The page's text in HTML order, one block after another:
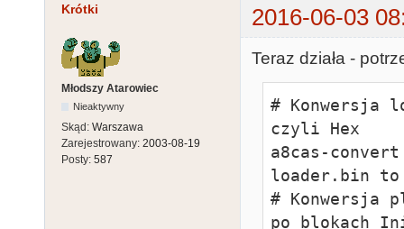
Krótki 2016-06-03
Młodszy Atarowiec
Nieaktywny
Skąd: Warszawa
Zarejestrowany: 2003-08-19
Posty: 587
Teraz działa -
# Konwersja
czyli Hex
a8cas-
loader.bin to
# Konwersja
po blokach